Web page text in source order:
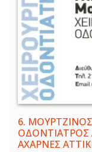
6.
ΟΔΟΝΤΙΑΤΡΟΣ
ΑΧΑΡΝΕΣ